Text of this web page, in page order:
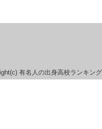
有名人の出身高校ランキン